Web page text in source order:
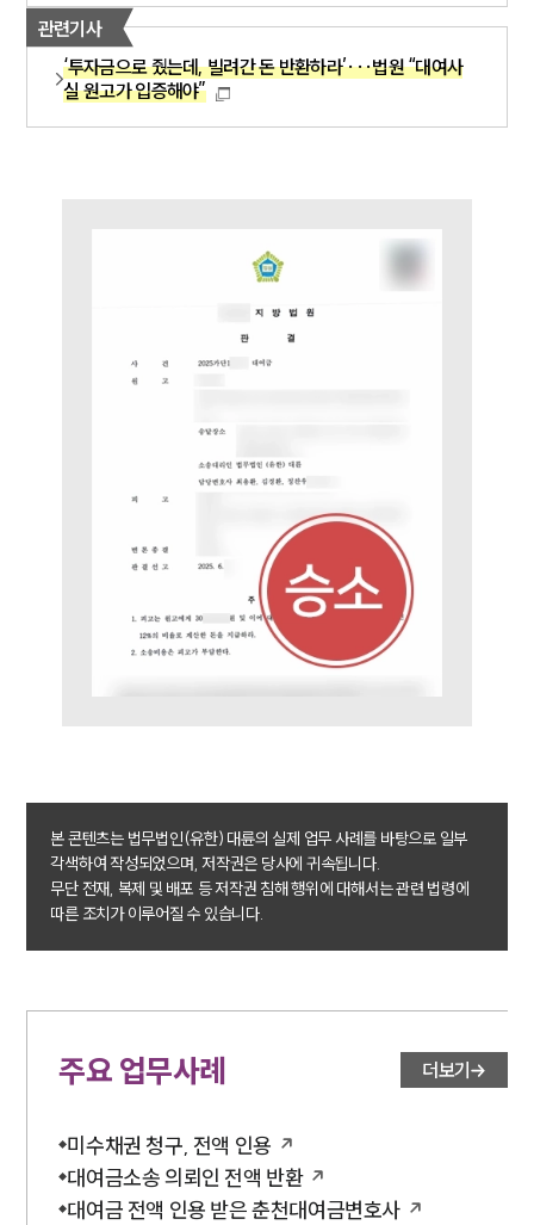
대륜의 강점
오시는 길
글로벌 파트너 로펌
고객의 소리
통합검색
사례분석/최신동향
법률정보
법률지식인
고객후기
업무분야
구성원 소개
손해배상 · 민사전문변호사
소식/자료
언론보도
법률 블로그
세미나
대륜법률상담예약
관련기사
‘투자금으로 줬는데, 빌려간 돈 반환하라’···법원 “대여사
실 원고가 입증해야”
본 콘텐츠는 법무법인(유한) 대륜의 실제 업무 사례를 바탕으로 일부
각색하여 작성되었으며, 저작권은 당사에 귀속됩니다.
무단 전재, 복제 및 배포 등 저작권 침해 행위에 대해서는 관련 법령에
따른 조치가 이루어질 수 있습니다.
주요 업무사례 더보기
미수채권 청구, 전액 인용
대여금소송 의뢰인 전액 반환
대여금 전액 인용 받은 춘천대여금변호사